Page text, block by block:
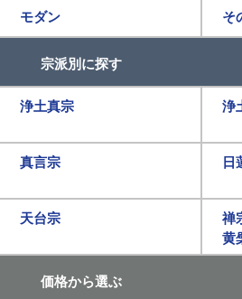
モダン そ
宗派別に探す
浄土真宗 浄
真言宗 日
天台宗
禅
黄
価格から選ぶ